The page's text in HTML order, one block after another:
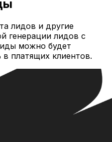
лидов и другие
генерации лидов с
можно будет
платящих клиентов.